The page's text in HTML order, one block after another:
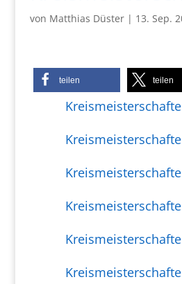
von Matthias Düster| 13. Sep.
teilen teilen